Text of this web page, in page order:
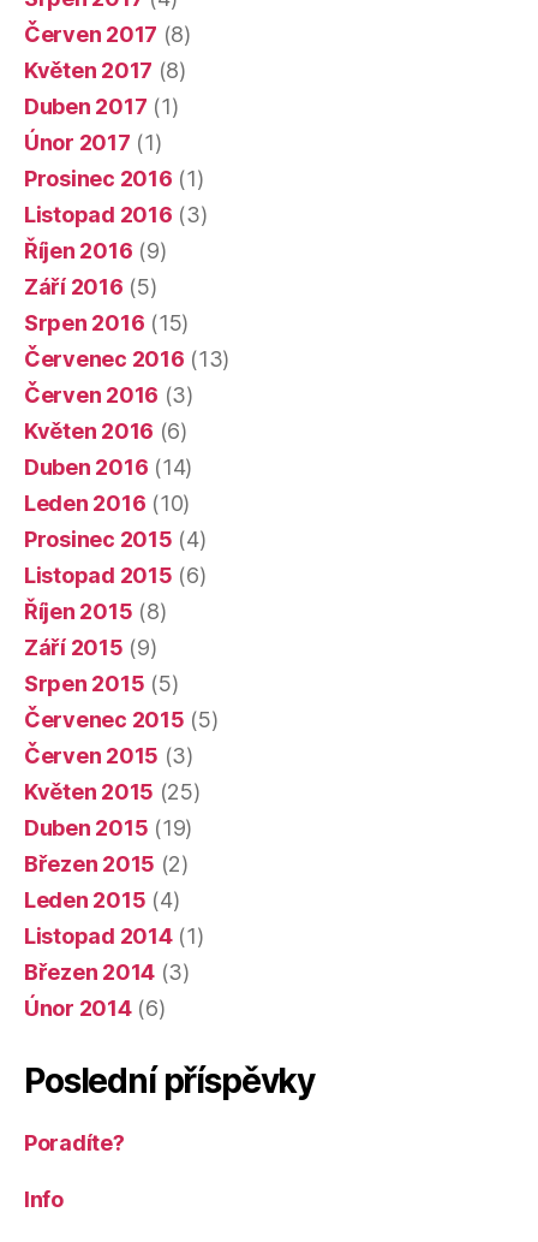
Červen 2017 (8)
Květen 2017 (8)
Duben 2017 (1)
Únor 2017 (1)
Prosinec 2016 (1)
Listopad 2016 (3)
Říjen 2016 (9)
Září 2016 (5)
Srpen 2016 (15)
Červenec 2016 (13)
Červen 2016 (3)
Květen 2016 (6)
Duben 2016 (14)
Leden 2016 (10)
Prosinec 2015 (4)
Listopad 2015 (6)
Říjen 2015 (8)
Září 2015 (9)
Srpen 2015 (5)
Červenec 2015 (5)
Červen 2015 (3)
Květen 2015 (25)
Duben 2015 (19)
Březen 2015 (2)
Leden 2015 (4)
Listopad 2014(1)
Březen 2014 (3)
Únor 2014(6)
Poslední příspěvky
Poradíte?
Info